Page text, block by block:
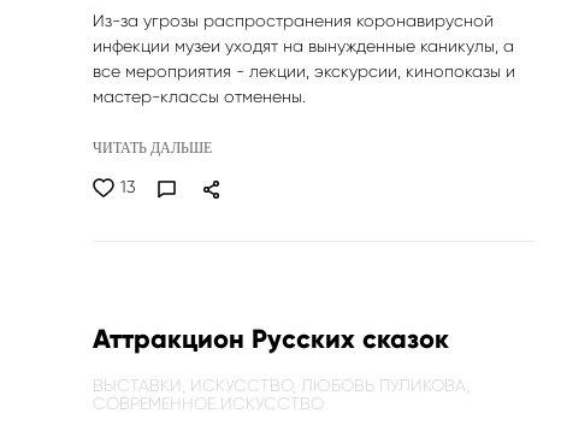
Из-за угрозы распространения коронавирусной
инфекции музеи уходят на вынужденные каникулы, а
все мероприятия - лекции, экскурсии, кинопоказы и
мастер-классы отменены.
ЧИТАТЬ ДАЛЬШЕ
13
Аттракцион Русских сказок
ВЫСТАВКИ, ИСКУССТВО, ЛЮБОВЬ ПУЛИКОВА,
СОВРЕМЕННОЕ ИСКУССТВО